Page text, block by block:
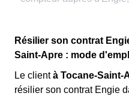
Résilier son contrat
Saint-Apre : mode
Le clientà Tocane-Saint-
résilier son contrat Engie